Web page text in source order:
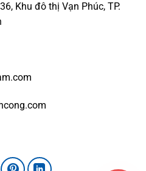
Khu đô thị Vạn Phúc, TP.